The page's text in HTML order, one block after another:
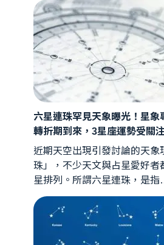
六星連珠罕見天象曝光！星象
轉折期到來，3星座運勢受關注
近期天空出現引發討論的天象
珠」，不少天文與占星愛好者
星排列。所謂六星連珠，是